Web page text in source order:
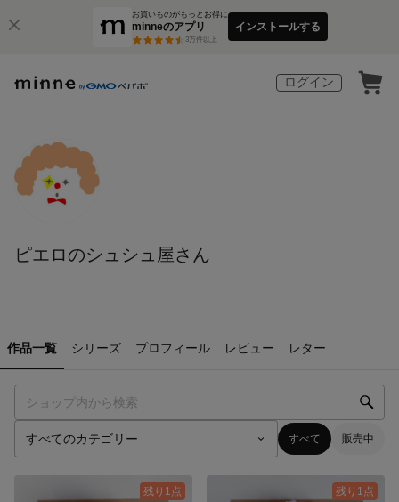
お買いものがもっとお得に
minneのアプリ
3万件以上
インストールする
ログイン
ピエロのシュシュ屋さん
作品一覧 シリーズ プロフィール レビュー レター
すべて 販売中
残り1点 残り1点